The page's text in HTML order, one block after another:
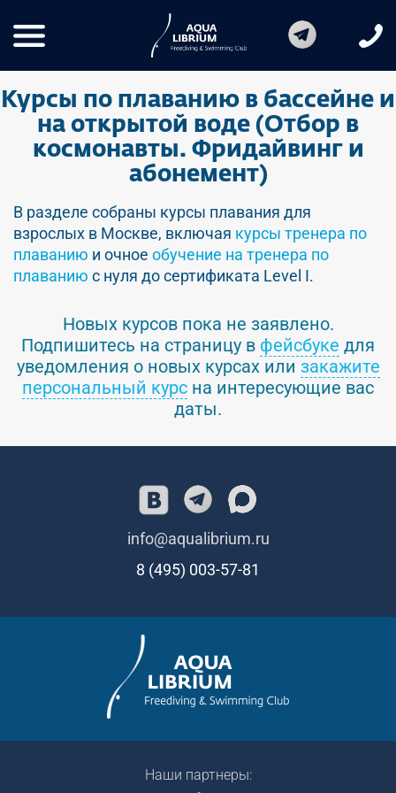
Курсы по плаванию в бассейне и
на открытой воде (Отбор в
космонавты. Фридайвинг и
абонемент)
В разделе собраны курсы плавания для
взрослых в Москве, включая курсы тренера по
плаванию и очное обучение на тренера по
плаванию с нуля до сертификата Level I.
Новых курсов пока не заявлено.
Подпишитесь на страницу в фейсбуке для
уведомления о новых курсах или закажите
персональный курс на интересующие вас
даты.
info@aqualibrium.ru
8 (495) 003-57-81
Наши партнеры: